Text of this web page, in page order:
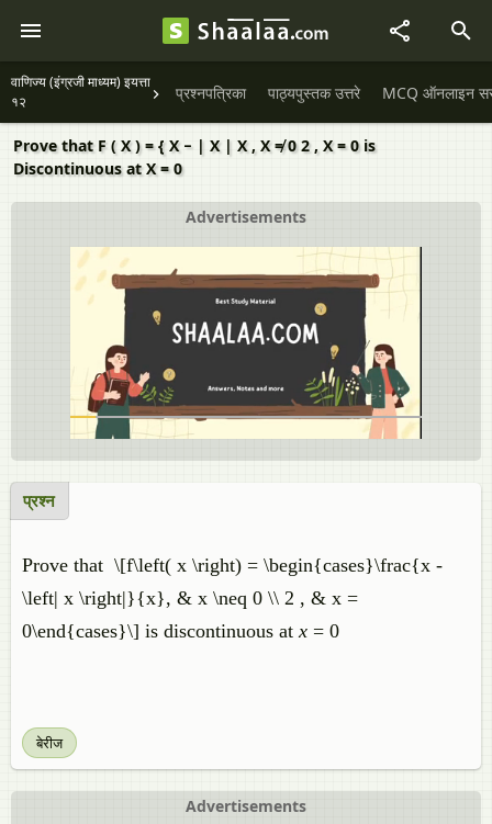
वाणिज्य (इंग्रजी माध्यम) इयत्ता
१२
प्रश्नपत्रिका पाठ्यपुस्तक उत्तरे MCQ ऑनलाइन
Prove that F ( X ) = { X − | X | X , X ≠ 0 2 , X = 0 is
Discontinuous at X = 0
Advertisements
प्रश्न
Prove that \[f\left( x \right) = \begin{cases}\frac{x -
\left| x \right|}{x}, & x \neq 0 \\ 2 , & x =
0\end{cases}\] is discontinuous atx = 0
बेरीज
Advertisements